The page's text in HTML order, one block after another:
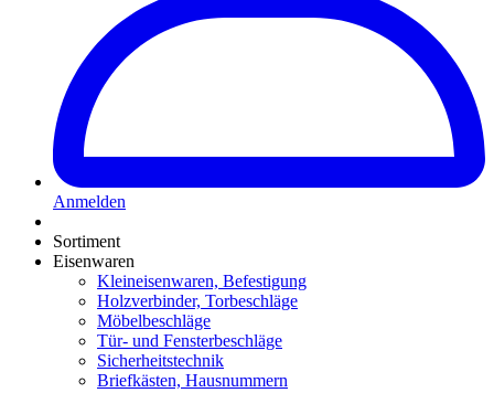
Anmelden
Sortiment
Eisenwaren
Kleineisenwaren, Befestigung
Holzverbinder, Torbeschläge
Möbelbeschläge
Tür- und Fensterbeschläge
Sicherheitstechnik
Briefkästen, Hausnummern